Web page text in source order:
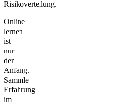
Risikoverteilung.
Online
lernen
ist
nur
der
Anfang.
Sammle
Erfahrung
im